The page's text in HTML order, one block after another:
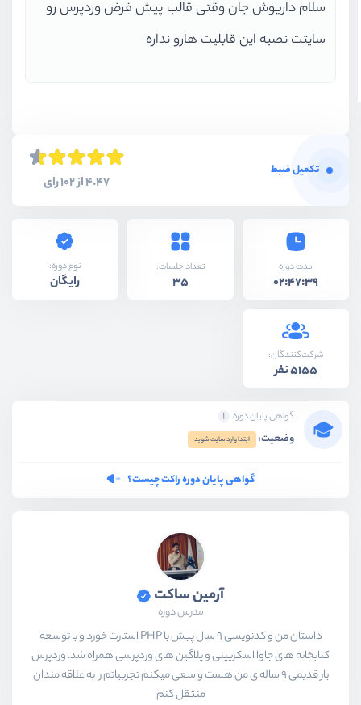
سلام داریوش جان وقتی قالب پیش فرض وردپرس رو
سایتت نصبه این قابلیت هارو نداره
تکمیل ضبط
4.47 از 102 رای
مدت دوره
02:47:39
تعداد جلسات:
35
نوع دوره:
رایگان
شرکت‌کنندگان:
5155 نفر
گواهی پایان دوره
وضعیت: ابتدا وارد سایت شوید
گواهی پایان دوره راکت چیست؟
آرمین ساکت
مدرس دوره
داستان من و کدنویسی 9 سال پیش با PHP استارت خورد و با توسعه
کتابخانه های جاوا اسکریپتی و پلاگین های وردپرسی همراه شد. وردپرس
یار قدیمی 9 ساله ی من هست و سعی میکنم تجربیاتم را به علاقه مندان
منتقل کنم